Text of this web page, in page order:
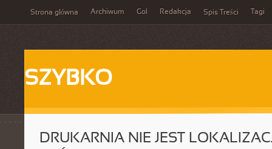
Strona główna Archiwum Gol Redakcja Spis Treści Tagi
SZYBKO
DRUKARNIA NIE JEST